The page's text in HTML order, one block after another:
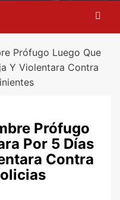
Prófugo Luego Que
Y Violentara Contra
Prófugo
Por 5 Días
Contra